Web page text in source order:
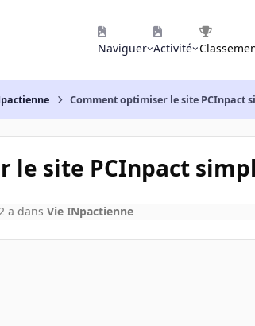
Naviguer Activité
Comment optimiser le site PCInpact
le site PCInpact
a dans Vie INpactienne